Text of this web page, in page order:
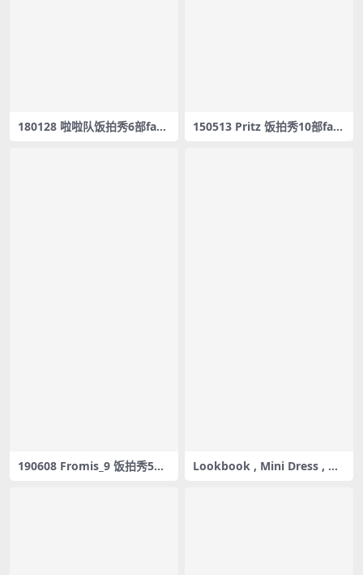
180128 啦啦队饭拍秀6部fanc
150513 Pritz 饭拍秀10部fan
190608 Fromis_9 饭拍秀5部f
Lookbook , Mini Dress , No